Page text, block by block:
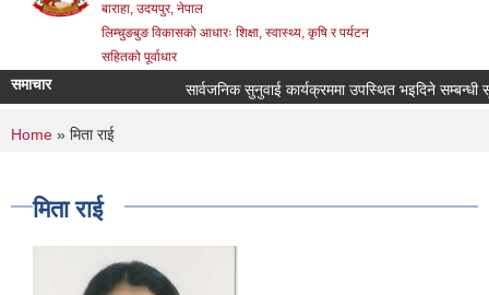
बाराहा, उदयपुर, नेपाल
लिम्चुङबुङ विकासको आधारः शिक्षा, स्वास्थ्य, कृषि र पर्यटन
सहितको पूर्वाधार
समाचार सार्वजनिक सुनुवाई कार्यक्रममा उपस्थित भइदिने सम्बन्धी
You are here
Home » मिता राई
मिता राई